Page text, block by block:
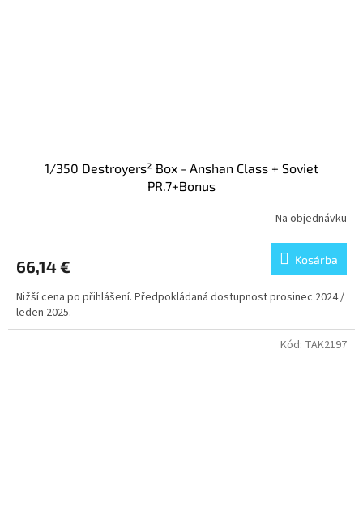
1/350 Destroyers² Box - Anshan Class + Soviet
PR.7+Bonus
Na objednávku
66,14 € Kosárba
Nižší cena po přihlášení. Předpokládaná dostupnost prosinec 2024 /
leden 2025.
Kód: TAK2197